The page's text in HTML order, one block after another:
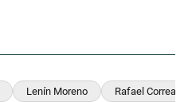
Lenín Moreno Rafael Correa